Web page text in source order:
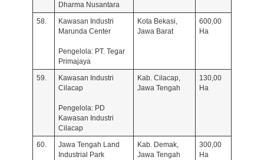
Dharma Nusantara
58.
Kawasan Industri
Marunda Center
Pengelola: PT. Tegar
Primajaya
Kota Bekasi,
Jawa Barat
600,00
Ha
59.
Kawasan Industri
Cilacap
Pengelola: PD
Kawasan Industri
Cilacap
Kab. Cilacap,
Jawa Tengah
130,00
Ha
60.
Jawa Tengah Land
Industrial Park
Kab. Demak,
Jawa Tengah
300,00
Ha